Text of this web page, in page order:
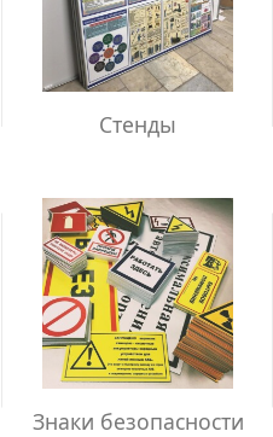
Стенды
Знаки безопасности